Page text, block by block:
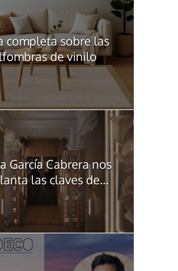
completa sobre las
de vinilo
García Cabrera nos
las claves de...